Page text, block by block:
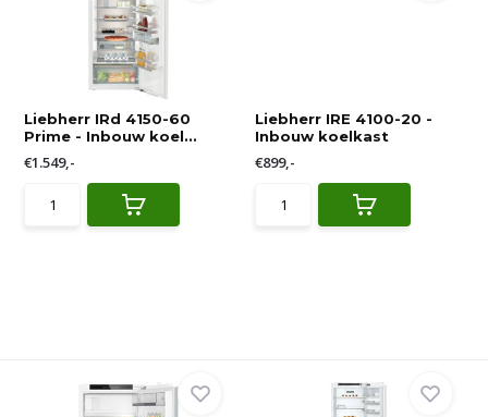
Liebherr IRd 4150-60
Prime - Inbouw koel...
€1.549,-
Liebherr IRE 4100-20 -
Inbouw koelkast
€899,-